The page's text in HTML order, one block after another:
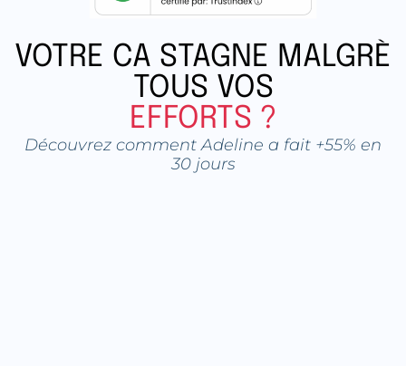
VOTRE CA STAGNE MALGRÈ
TOUS VOS
EFFORTS ?
Découvrez comment Adeline a fait +55% en
30 jours